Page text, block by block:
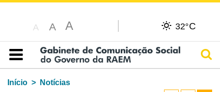
A A A 32°C
Índice
Início
Notícias